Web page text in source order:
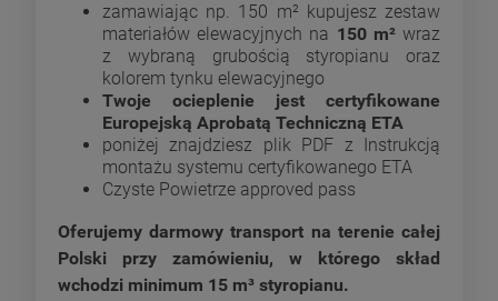
zamawiając np. 150 m² kupujesz zestaw
materiałów elewacyjnych na 150 m²wraz
z wybraną grubością styropianu oraz
kolorem tynku elewacyjnego
Twoje ocieplenie jest certyfikowane
Europejską Aprobatą Techniczną ETA
poniżej znajdziesz plik PDF z Instrukcją
montażu systemu certyfikowanego ETA
Czyste Powietrze approved pass
Oferujemy darmowy transport na terenie całej
Polski przy zamówieniu, w którego skład
wchodzi minimum 15 m³ styropianu.